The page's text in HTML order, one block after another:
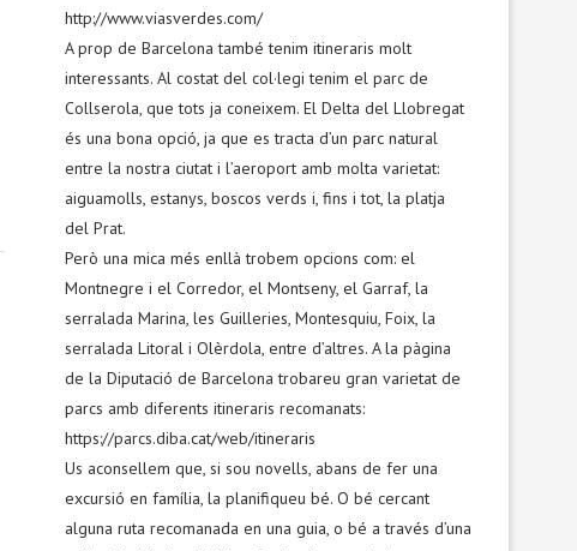
http://www.viasverdes.com/
A prop de Barcelona també tenim itineraris molt
interessants. Al costat del col·legi tenim el parc de
Collserola, que tots ja coneixem. El Delta del Llobregat
és una bona opció, ja que es tracta d’un parc natural
entre la nostra ciutat i l’aeroport amb molta varietat:
aiguamolls, estanys, boscos verds i, fins i tot, la platja
del Prat.
Però una mica més enllà trobem opcions com: el
Montnegre i el Corredor, el Montseny, el Garraf, la
serralada Marina, les Guilleries, Montesquiu, Foix, la
serralada Litoral i Olèrdola, entre d’altres. A la pàgina
de la Diputació de Barcelona trobareu gran varietat de
parcs amb diferents itineraris recomanats:
https://parcs.diba.cat/web/itineraris
Us aconsellem que, si sou novells, abans de fer una
excursió en família, la planifiqueu bé. O bé cercant
alguna ruta recomanada en una guia, o bé a través d’una